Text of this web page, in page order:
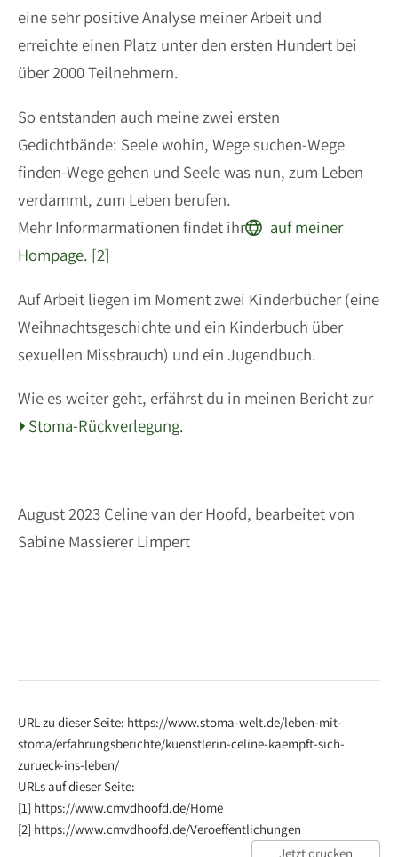
eine sehr positive Analyse meiner Arbeit und
erreichte einen Platz unter den ersten Hundert bei
über 2000 Teilnehmern.
So entstanden auch meine zwei ersten
Gedichtbände: Seele wohin, Wege suchen-Wege
finden-Wege gehen und Seele was nun, zum Leben
verdammt, zum Leben berufen.
Mehr Informarmationen findet ihr
auf meiner
Hompage. [2]
Auf Arbeit liegen im Moment zwei Kinderbücher (eine
Weihnachtsgeschichte und ein Kinderbuch über
sexuellen Missbrauch) und ein Jugendbuch.
Wie es weiter geht, erfährst du in meinen Bericht zur
Stoma-Rückverlegung.
August 2023 Celine van der Hoofd, bearbeitet von
Sabine Massierer Limpert
URL zu dieser Seite: https://www.stoma-welt.de/leben-mit-
stoma/erfahrungsberichte/kuenstlerin-celine-kaempft-sich-
zurueck-ins-leben/
URLs auf dieser Seite:
[1] https://www.cmvdhoofd.de/Home
[2] https://www.cmvdhoofd.de/Veroeffentlichungen
Jetzt drucken